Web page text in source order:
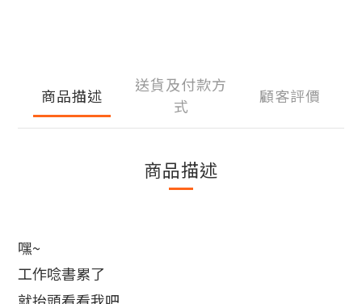
商品描述
送貨及付款方
式
顧客評價
商品描述
嘿~
工作唸書累了